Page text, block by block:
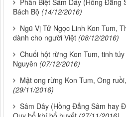
Bách Bộ (14/12/2016)
Ngũ Vị Tử Ngọc Linh Kon Tum,
dành cho người Việt (08/12/2016)
Chuối hột rừng Kon Tum, tinh
Nguyên (07/12/2016)
Mật ong rừng Kon Tum, Ong
(29/11/2016)
Sâm Dây (Hồng Đẳng Sâm hay